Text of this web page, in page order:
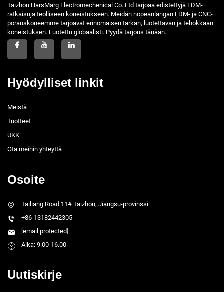
Taizhou HarsMarg Electromechenical Co. Ltd tarjoaa edistettyjä EDM-
ratkaisuja teolliseen koneistukseen. Meidän nopeanlangan EDM- ja CNC-
porauskoneemme tarjoavat erinomaisen tarkan, luotettavan ja tehokkaan
koneistuksen. Luotettu globaalisti. Pyydä tarjous tänään.
Hyödylliset linkit
Meistä
Tuotteet
UKK
Ota meihin yhteyttä
Osoite
Tailiang Road 11# Taizhou, Jiangsu-provinssi
+86-13182442305
[email protected]
Aika: 9.00-16.00
Uutiskirje